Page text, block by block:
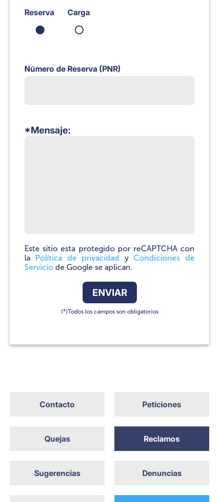
Reserva Carga
Número de Reserva (PNR)
*Mensaje:
Este sitio esta protegido por reCAPTCHA con
la Política de privacidad y Condiciones de
Servicio de Google se aplican.
(*)Todos los campos son obligatorios
Contacto Peticiones
Quejas Reclamos
Sugerencias Denuncias